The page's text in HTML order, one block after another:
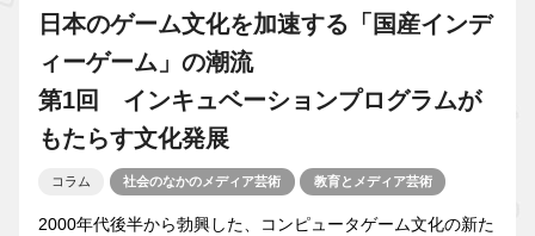
日本のゲーム文化を加速する「国産インデ
ィーゲーム」の潮流
第1回 インキュベーションプログラムが
もたらす文化発展
コラム 社会のなかのメディア芸術 教育とメディア芸術
2000年代後半から勃興した、コンピュータゲーム文化の新た